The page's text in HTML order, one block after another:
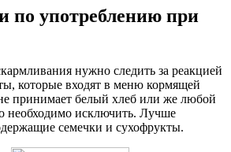
по употреблению при
нужно следить за реакцией
которые входят в меню кормящей
принимает белый хлеб или же любой
необходимо исключить. Лучше
семечки и сухофрукты.